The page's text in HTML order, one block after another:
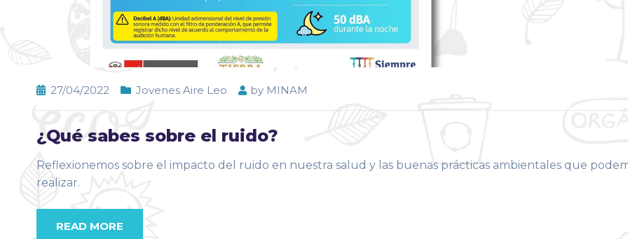
27/04/2022 Jovenes Aire Leo by MINAM
¿Qué sabes sobre el ruido?
Reflexionemos sobre el impacto del ruido en nuestra salud y las buenas prácticas ambientales que
realizar.
READ MORE